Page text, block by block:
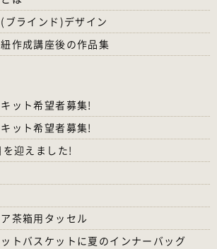
ラインド)デザイン
作成講座後の作品集
ット希望者募集!
ット希望者募集!
迎えました!
茶箱用タッセル
トバスケットに夏のインナーバッグ